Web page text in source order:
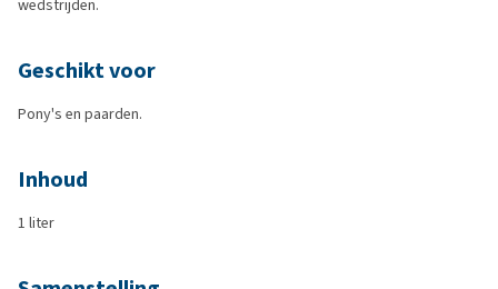
wedstrijden.
Geschikt voor
Pony's en paarden.
Inhoud
1 liter